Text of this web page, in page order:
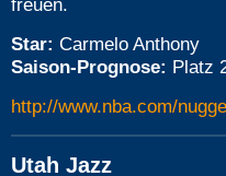
freuen.
Star: Carmelo Anthony
Saison-Prognose: Platz
http://www.nba.com/
Utah Jazz